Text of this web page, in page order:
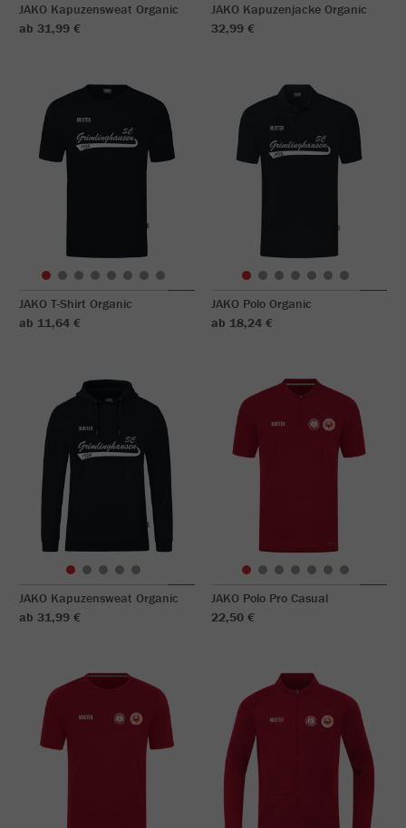
JAKO Kapuzensweat Organic
ab 31,99 €
JAKO Kapuzenjacke Organic
32,99 €
JAKO T-Shirt Organic
ab 11,64 €
JAKO Polo Organic
ab 18,24 €
JAKO Kapuzensweat Organic
ab 31,99 €
JAKO Polo Pro Casual
22,50 €